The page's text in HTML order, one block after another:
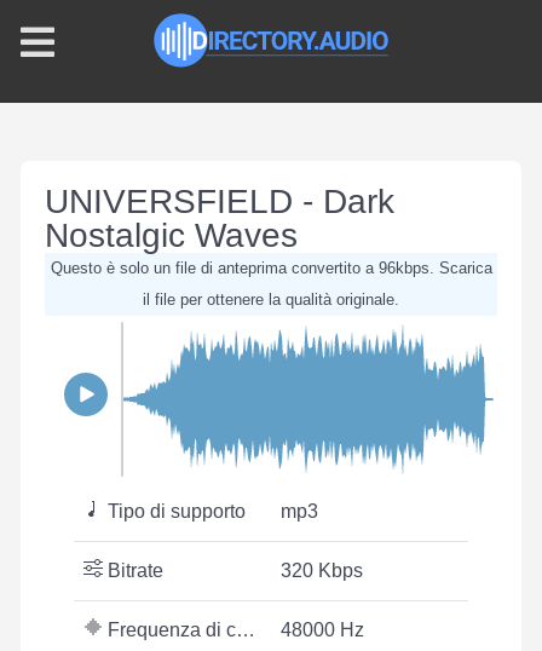
UNIVERSFIELD - Dark
Nostalgic Waves
Questo è solo un file di anteprima convertito a 96kbps. Scarica
il file per ottenere la qualità originale.
Tipo di supporto mp3
Bitrate 320 Kbps
Frequenza di campionamento 48000 Hz